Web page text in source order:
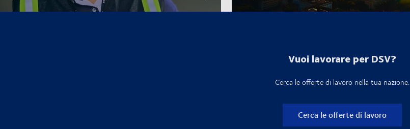
Vuoi lavorare per DSV?
Cerca le offerte di lavoro nella tua nazione.
Cerca le offerte di lavoro